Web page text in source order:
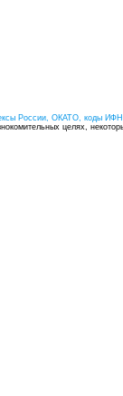
России, ОКАТО, коды
целях,